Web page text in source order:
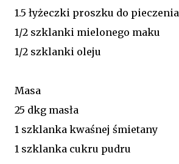
1.5 łyżeczki proszku do pieczenia
1/2 szklanki mielonego maku
1/2 szklanki oleju
Masa
25 dkg masła
1 szklanka kwaśnej śmietany
1 szklanka cukru pudru